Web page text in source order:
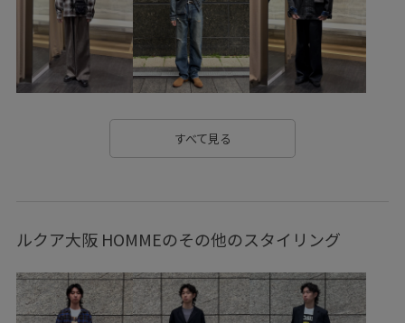
すべて見る
ルクア大阪 HOMMEのその他のスタイリング